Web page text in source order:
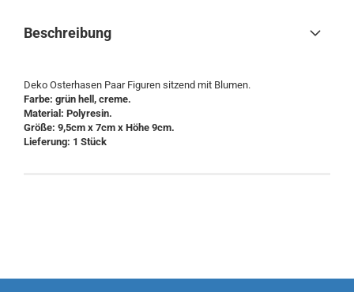
Beschreibung
Deko Osterhasen Paar Figuren sitzend mit Blumen.
Farbe: grün hell, creme.
Material: Polyresin.
Größe: 9,5cm x 7cm x Höhe 9cm.
Lieferung: 1 Stück